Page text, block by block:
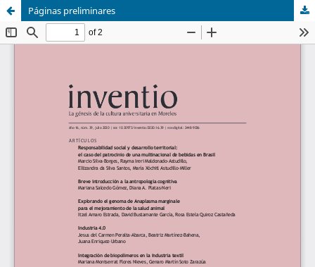
Páginas preliminares